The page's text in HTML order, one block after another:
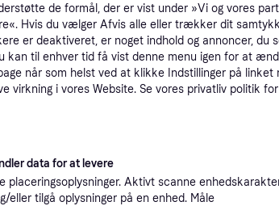
6 dage
de formål, der er vist under »Vi og vores
Hvis du vælger Afvis alle eller trækker dit
er deaktiveret, er noget indhold og annoncer, du
kan til enhver tid få vist denne menu igen for at
når som helst ved at klikke Indstillinger på linket
virkning i vores Website. Se vores privatliv politik
data for at levere
placeringsoplysninger. Aktivt scanne
eller tilgå oplysninger på en enhed. Måle